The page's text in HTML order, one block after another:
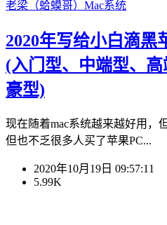
老梁（蛤蟆哥） Mac系统
2020年写给小白滴黑
(入门型、中端型、
豪型)
现在随着mac系统越来越好用，
但也不乏很多人买了苹果PC...
2020年10月19日 09:57:11
5.99K